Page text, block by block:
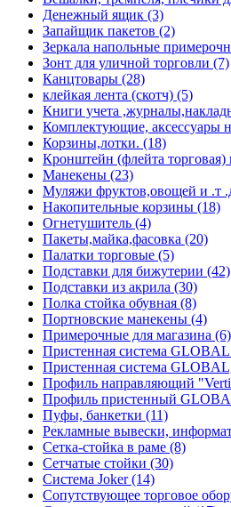
Денежный ящик (3)
Запайщик пакетов (2)
Зеркала напольные
Зонт для уличной торговли (7)
Канцтовары (28)
клейкая лента (скотч) (5)
Книги учета
Комплектующие, аксессуары
Корзины,лотки. (18)
Кронштейн (флейта торговая)
Манекены (23)
Муляжи фруктов,овощей и .т
Накопительные корзины (18)
Огнетушитель (4)
Пакеты,майка,фасовка (20)
Палатки торговые (5)
Подставки для бижутерии (42)
Подставки из акрила (30)
Полка стойка обувная (8)
Портновские манекены (4)
Примерочные для магазина (6)
Пристенная система
Пристенная система
Профиль направляющий
Профиль пристенный
Пуфы, банкетки (11)
Рекламные вывески,
Сетка-стойка в раме (8)
Сетчатые стойки (30)
Система Joker (14)
Сопутствующее торговое